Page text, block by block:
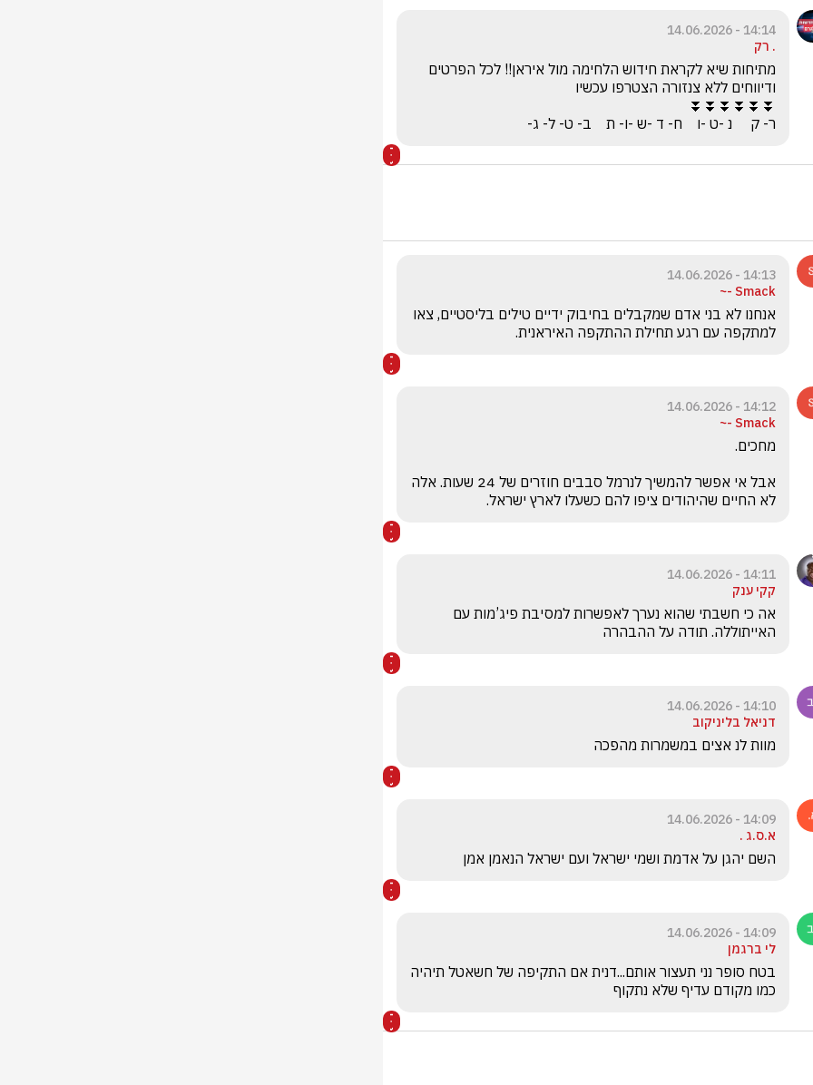
14:14 - 14.06.2026
. רק
ר- ק     נ -ט -ו    ח- ד -ש -ו- ת    ב- ט- ל- ג-
14:13 - 14.06.2026
Smack -~
למתקפה עם רגע תחילת ההתקפה האיראנית.
14:12 - 14.06.2026
Smack -~
לא החיים שהיהודים ציפו להם כשעלו לארץ ישראל.
14:11 - 14.06.2026
קקי ענק
האייתוללה. תודה על ההבהרה
14:10 - 14.06.2026
דניאל בליניקוב
מוות לנ אצים במשמרות מהפכה
14:09 - 14.06.2026
א.ס.ג .
השם יהגן על אדמת ושמי ישראל ועם ישראל הנאמן אמן
14:09 - 14.06.2026
לי ברגמן
כמו מקודם עדיף שלא נתקוף